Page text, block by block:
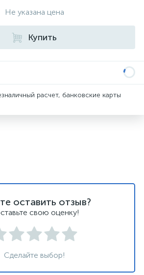
Не указана цена
Купить
расчет, банковские карты
оставить отзыв?
свою оценку!
Сделайте выбор!